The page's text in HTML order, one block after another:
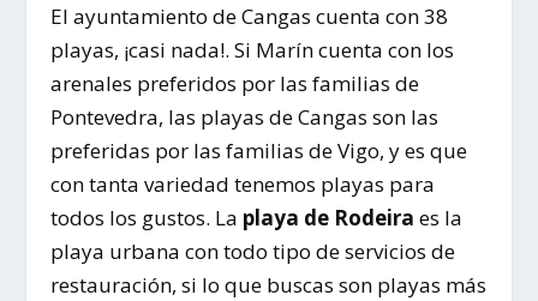
El ayuntamiento de Cangas cuenta con 38
playas, ¡casi nada!. Si Marín cuenta con los
arenales preferidos por las familias de
Pontevedra, las playas de Cangas son las
preferidas por las familias de Vigo, y es que
con tanta variedad tenemos playas para
todos los gustos. La playa de Rodeira es la
playa urbana con todo tipo de servicios de
restauración, si lo que buscas son playas más